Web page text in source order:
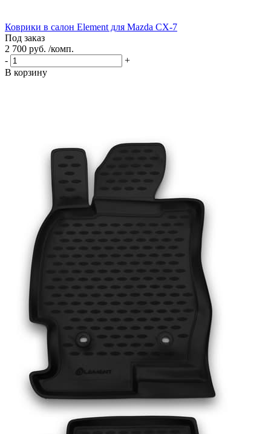
Коврики в салон Element для Mazda CX-7
Под заказ
2 700 руб. /комп.
-
+
В корзину